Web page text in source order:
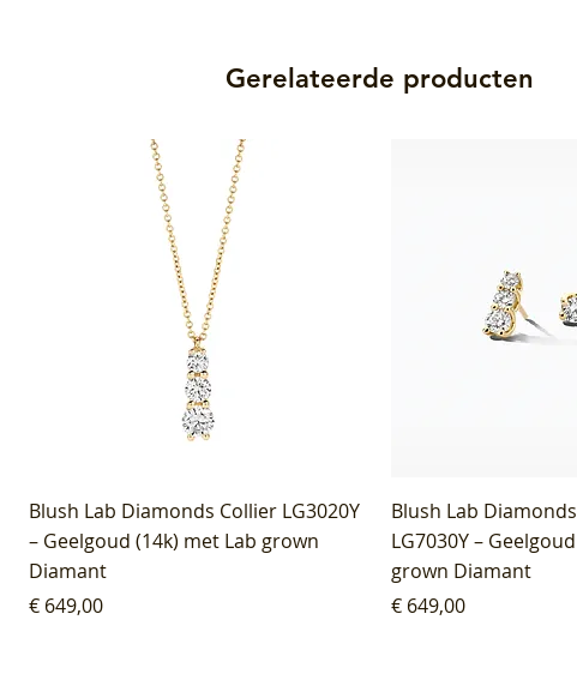
Gerelateerde producten
Blush Lab Diamonds Collier LG3020Y
– Geelgoud (14k) met Lab grown
Diamant
Prijs
€ 649,00
Blush Lab
LG7030Y –
grown Diamant
Prijs
€ 649,00